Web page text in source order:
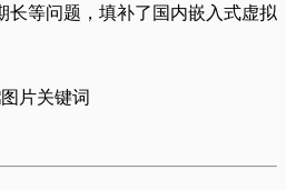
长等问题，填补了国内嵌入式虚拟